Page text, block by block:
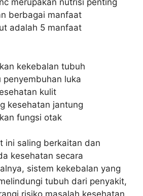
merupakan nutrisi penting
berbagai manfaat
adalah 5 manfaat
kekebalan tubuh
penyembuhan luka
kulit
kesehatan jantung
fungsi otak
ini saling berkaitan dan
kesehatan secara
sistem kekebalan yang
tubuh dari penyakit,
risiko masalah kesehatan